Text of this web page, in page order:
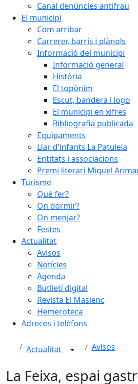
Canal denúncies antifrau
El municipi
Com arribar
Carrerer, barris i plànols
Informació del municipi
Informació general
Història
El topònim
Escut, bandera i logo
El municipi en xifres
Bibliografia publicada
Equipaments
Llar d'infants La Patuleia
Entitats i associacions
Premi literari Miquel
Turisme
Què fer?
On dormir?
On menjar?
Festes
Actualitat
Avisos
Notícies
Agenda
Butlletí digital
Revista El Masienc
Hemeroteca
Adreces i telèfons
Actualitat Avisos
La Feixa, espai